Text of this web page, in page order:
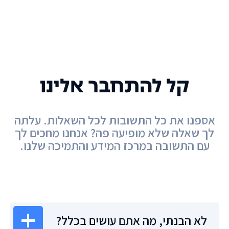
לא הבנתי, מה אתם עושים בכלל?
קל להתחבר אלינו
אספנו את כל התשובות לכל השאלות. עלתה
לך שאלה שלא מופיעה פה? אנחנו מחכים לך
עם התשובה במרכז המידע והתמיכה שלנו.